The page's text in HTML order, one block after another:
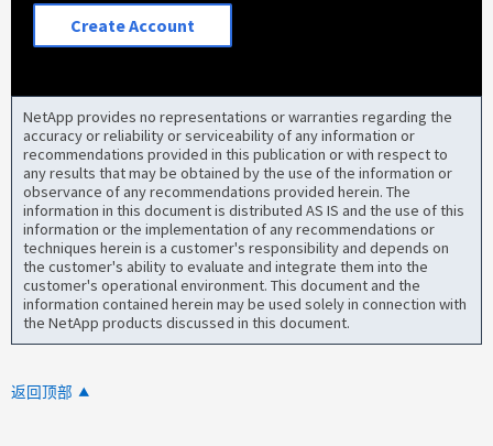
Create Account
NetApp provides no representations or warranties regarding the
accuracy or reliability or serviceability of any information or
recommendations provided in this publication or with respect to
any results that may be obtained by the use of the information or
observance of any recommendations provided herein. The
information in this document is distributed AS IS and the use of this
information or the implementation of any recommendations or
techniques herein is a customer's responsibility and depends on
the customer's ability to evaluate and integrate them into the
customer's operational environment. This document and the
information contained herein may be used solely in connection with
the NetApp products discussed in this document.
返回顶部